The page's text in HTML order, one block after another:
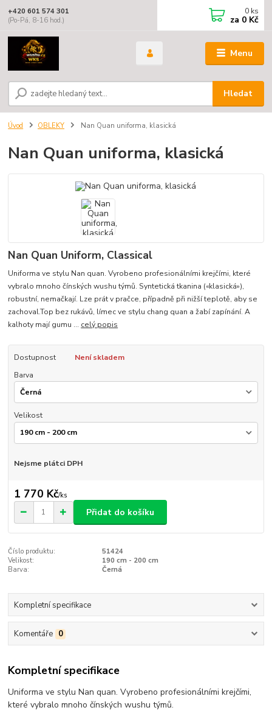
Menu
Hledat
+420 601 574 301
(Po-Pá, 8-16 hod.)
0 ks
za 0 Kč
Úvod OBLEKY Nan Quan uniforma, klasická
Nan Quan uniforma, klasická
Nan Quan Uniform, Classical
Uniforma ve stylu Nan quan. Vyrobeno profesionálními krejčími, které
vybralo mnoho čínských wushu týmů. Syntetická tkanina («klasická»),
robustní, nemačkají. Lze prát v pračce, případně při nižší teplotě, aby se
zachoval.Top bez rukávů, límec ve stylu chang quan a žabí zapínání. A
kalhoty mají gumu ... celý popis
Dostupnost
Není skladem
Barva
Velikost
Nejsme plátci DPH
1 770 Kč/ks
Přidat do košíku
Číslo produktu:
51424
Velikost:
190 cm - 200 cm
Barva:
Černá
Kompletní specifikace
Komentáře 0
Kompletní specifikace
Uniforma ve stylu Nan quan. Vyrobeno profesionálními krejčími,
které vybralo mnoho čínských wushu týmů.